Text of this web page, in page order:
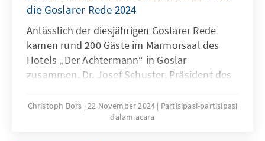
die Goslarer Rede 2024
Anlässlich der diesjährigen Goslarer Rede
kamen rund 200 Gäste im Marmorsaal des
Hotels „Der Achtermann“ in Goslar
zusammen. Dr. Josef Schuster, Präsident des
die Rede. Er sprach zu einem gesellschaftlich
relevanten und aktuellen Thema: „Jüdisches
Christoph Bors 22 November 2024
Partisipasi-partisipasi
dalam acara